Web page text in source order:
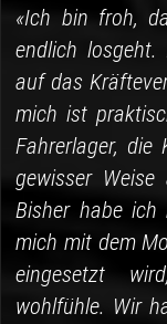
«Ich bin froh,
endlich
auf das
mich ist
Fahrerlager,
gewisser
Bisher habe
mich mit dem
eingesetzt
wohlfühle. Wir